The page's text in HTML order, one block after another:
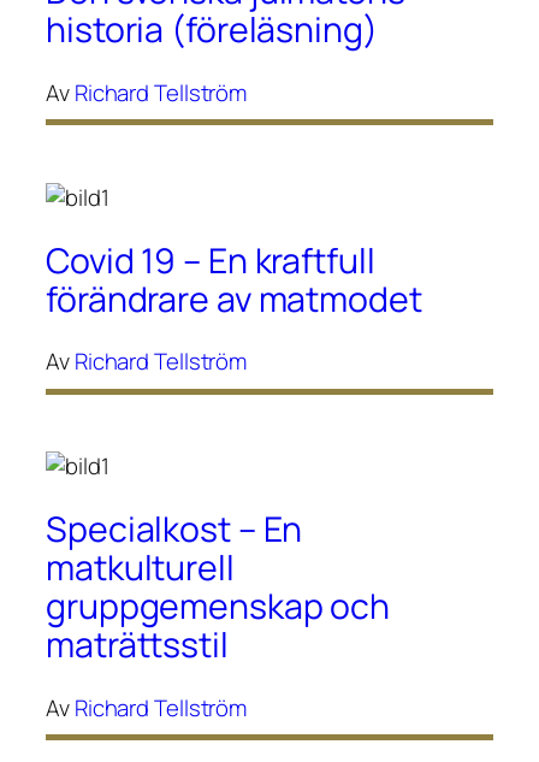
historia (föreläsning)
AvRichard Tellström
Covid 19 – En kraftfull
förändrare av matmodet
AvRichard Tellström
Specialkost – En
matkulturell
gruppgemenskap och
maträttsstil
AvRichard Tellström